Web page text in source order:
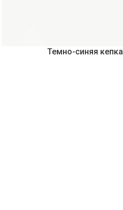
Темно-синяя кепка